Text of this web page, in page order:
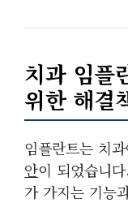
치과 임플
위한 해결
임플란트는 치
안이 되었습니
가 가지는 기능